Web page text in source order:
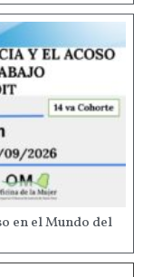
en el Mundo del